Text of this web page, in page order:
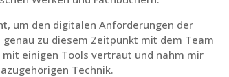
um den digitalen Anforderungen der
zu diesem Zeitpunkt mit dem Team
einigen Tools vertraut und nahm mir
Technik.